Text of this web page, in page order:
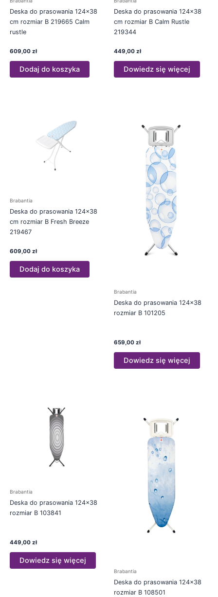
Deska do prasowania 124×38
cm rozmiar B 219665 Calm
rustle
609,00 zł
Dodaj do koszyka
Deska do prasowania 124×38
cm rozmiar B Calm Rustle
219344
449,00 zł
Dowiedz się więcej
Brabantia
Deska do prasowania 124×38
cm rozmiar B Fresh Breeze
219467
609,00 zł
Dodaj do koszyka
Brabantia
Deska do prasowania 124×38
rozmiar B 101205
659,00 zł
Dowiedz się więcej
Brabantia
Deska do prasowania 124×38
rozmiar B 103841
449,00 zł
Dowiedz się więcej
Brabantia
Deska do prasowania 124×38
rozmiar B 108501